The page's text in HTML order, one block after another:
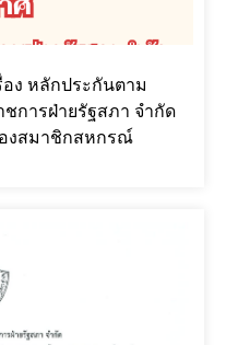
ง หลักประกันตาม
การฝ่ายรัฐสภา จำกัด
งสมาชิกสหกรณ์